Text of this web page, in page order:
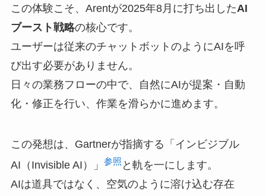
この体験こそ、Arentが2025年8月に打ち出したAI
ブースト戦略の核心です。
ユーザーは従来のチャットボットのようにAIを呼
び出す必要がありません。
日々の業務フローの中で、自然にAIが提案・自動
化・修正を行い、作業を滑らかに進めます。
この発想は、Gartnerが指摘する「インビジブル
AI（Invisible AI）」 参照 と軌を一にします。
AIは道具ではなく、空気のように溶け込む存在